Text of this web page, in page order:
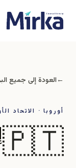
←العودة إلى جميع
أوروبا · الاتحاد
🇵🇹